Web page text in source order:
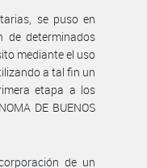
se puso en
determinados
mediante el uso
a tal fin un
etapa a los
DE BUENOS
de un